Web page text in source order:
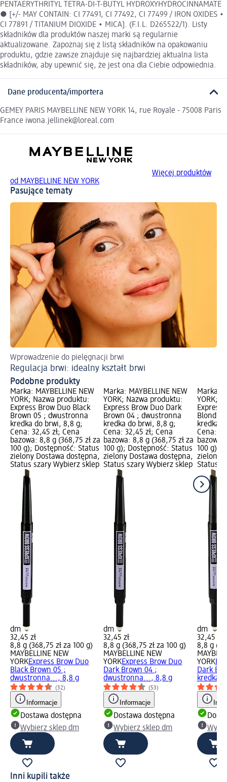
PENTAERYTHRITYL TETRA-DI-T-BUTYL HYDROXYHYDROCINNAMATE
● [+/- MAY CONTAIN: CI 77491, CI 77492, CI 77499 / IRON OXIDES •
CI 77891 / TITANIUM DIOXIDE • MICA]. (F.I.L. D265522/1). Listy
składników dla produktów naszej marki są regularnie
aktualizowane. Zapoznaj się z listą składników na opakowaniu
produktu, gdzie zawsze znajduje się najbardziej aktualna lista
składników, aby upewnić się, że jest ona dla Ciebie odpowiednia.
Dane producenta/importera
GEMEY PARIS MAYBELLINE NEW YORK 14, rue Royale - 75008 Paris
France iwona.jellinek@loreal.com
Więcej produktów
od MAYBELLINE NEW YORK
Pasujące tematy
Wprowadzenie do pielęgnacji brwi
Regulacja brwi: idealny kształt brwi
Podobne produkty
Marka: MAYBELLINE NEW
YORK; Nazwa produktu:
Express Brow Duo Black
Brown 05 ; dwustronna
kredka do brwi, 8,8 g;
Cena: 32,45 zł; Cena
bazowa: 8,8 g (368,75 zł za
100 g); Dostępność: Status
zielony Dostawa dostępna,
Status szary Wybierz sklep
dm
32,45 zł
8,8 g (368,75 zł za 100 g)
MAYBELLINE NEW
YORKExpress Brow Duo
Black Brown 05 ;
dwustronna..., 8,8 g
(32)
Informacje
Dostawa dostępna
Wybierz sklep dm
Marka: MAYBELLINE NEW
YORK; Nazwa produktu:
Express Brow Duo Dark
Brown 04 ; dwustronna
kredka do brwi, 8,8 g;
Cena: 32,45 zł; Cena
bazowa: 8,8 g (368,75 zł za
100 g); Dostępność: Status
zielony Dostawa dostępna,
Status szary Wybierz sklep
dm
32,45 zł
8,8 g (368,75 zł za 100 g)
MAYBELLINE NEW
YORKExpress Brow Duo
Dark Brown 04 ;
dwustronna..., 8,8 g
(53)
Informacje
Dostawa dostępna
Wybierz sklep dm
Marka:
YORK;
Express
Blond
kredka
Cena:
bazowa:
100 g);
zielony
Status
dm
32,45 zł
8,8 g
YORK
Dark
Inni kupili także